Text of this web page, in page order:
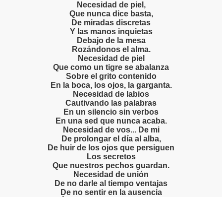
Necesidad de piel,
Que nunca dice basta,
De miradas discretas
Y las manos inquietas
Debajo de la mesa
Rozándonos el alma.
Necesidad de piel
Que como un tigre se abalanza
Sobre el grito contenido
En la boca, los ojos, la garganta.
Necesidad de labios
Cautivando las palabras
En un silencio sin verbos
En una sed que nunca acaba.
Necesidad de vos... De mi
De prolongar el día al alba,
De huir de los ojos que persiguen
Los secretos
Que nuestros pechos guardan.
Necesidad de unión
De no darle al tiempo ventajas
De no sentir en la ausencia